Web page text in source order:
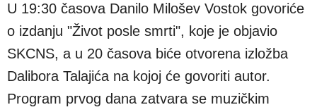
U 19:30 časova Danilo Milošev Vostok govoriće
o izdanju "Život posle smrti", koje je objavio
SKCNS, a u 20 časova biće otvorena izložba
Dalibora Talajića na kojoj će govoriti autor.
Program prvog dana zatvara se muzičkim